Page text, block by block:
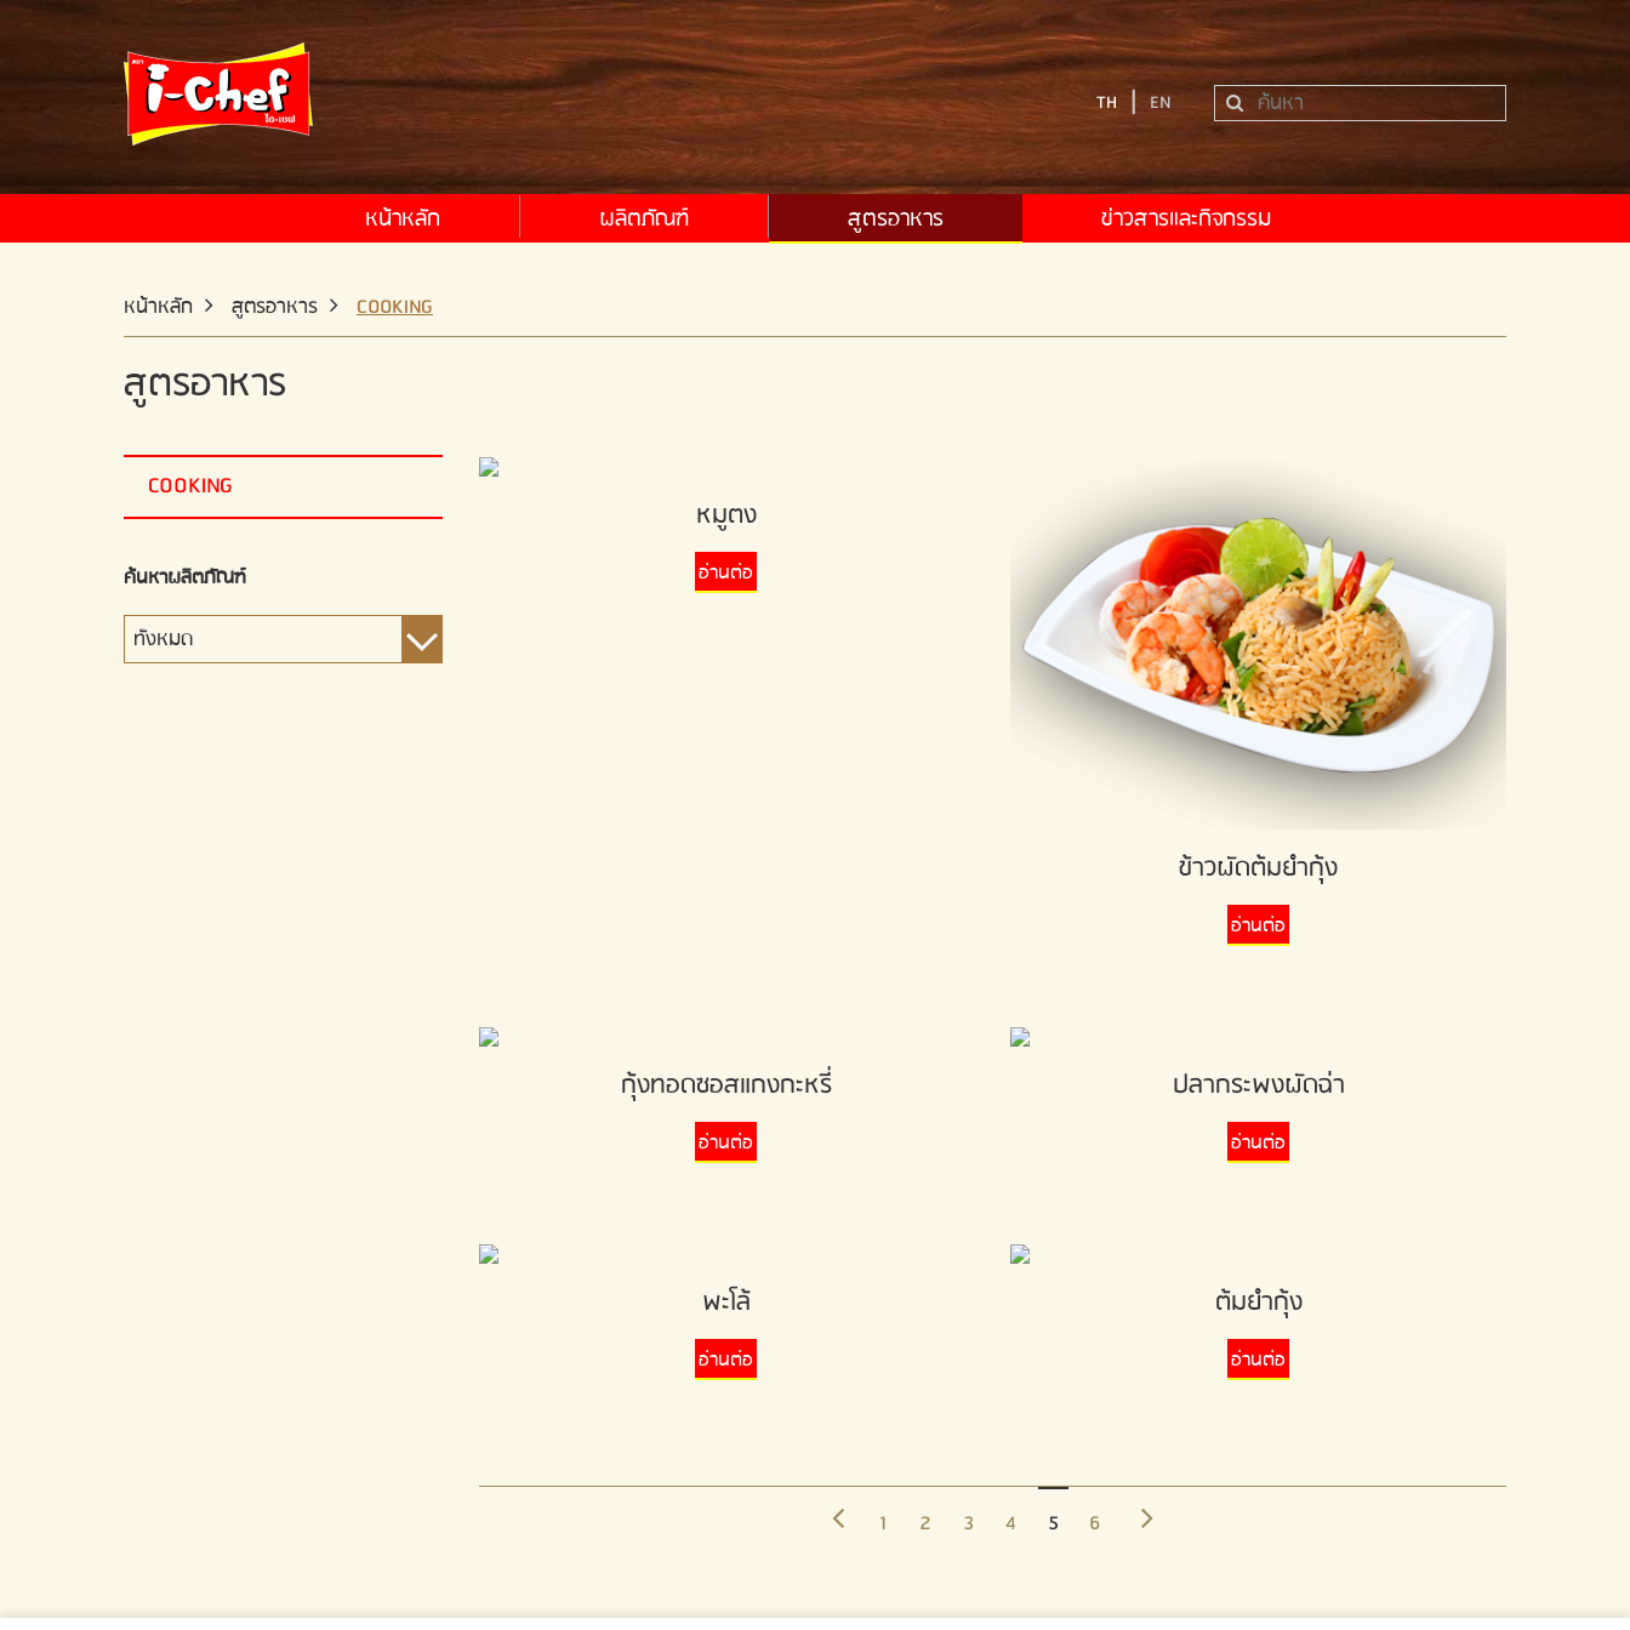
TH | EN
หน้าหลัก ผลิตภัณฑ์ สูตรอาหาร ข่าวสารและกิจกรรม
หน้าหลัก สูตรอาหาร COOKING
สูตรอาหาร
COOKING
ค้นหาผลิตภัณฑ์
หมูตง
อ่านต่อ
ข้าวผัดต้มยำกุ้ง
อ่านต่อ
กุ้งทอดซอสแกงกะหรี่
อ่านต่อ
ปลากระพงผัดฉ่า
อ่านต่อ
พะโล้
อ่านต่อ
ต้มยำกุ้ง
อ่านต่อ
1 2 3 4 5 6